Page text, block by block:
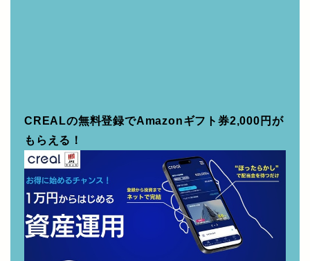
CREALの無料登録でAmazonギフト券2,000円が
もらえる！